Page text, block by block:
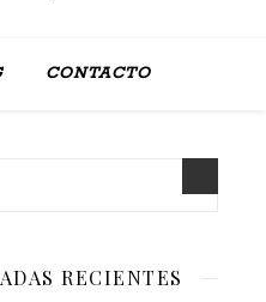
CONTACTO
RECIENTES